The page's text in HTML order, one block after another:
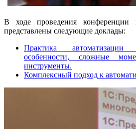
В ходе проведения конференции
представлены следующие доклады:
Практика
особенности, сложные
инструменты.
Комплексный подход к